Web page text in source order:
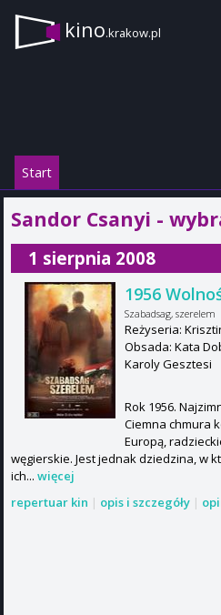
kino.krakow.pl
Start
Sandor Csanyi -
1 sierpnia 2008
1956
Szabadsag, szerelem
Reżyseria:
Obsada: Kata
Karoly Gesztesi
Rok 1956.
Ciemna chmura
Europą,
węgierskie. Jest jednak dziedzina, w
ich... więcej
repertuar kin | opis i szczegóły |